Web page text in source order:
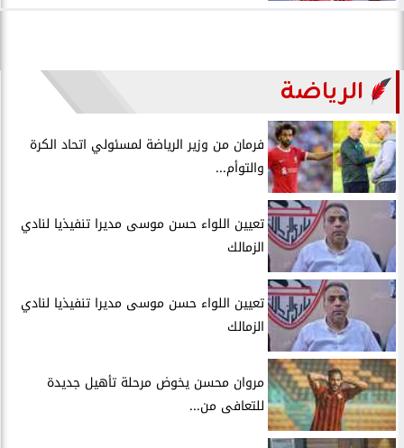
الرياضة
فرمان من وزير الرياضة لمسئولي اتحاد الكرة
والتوأم...
تعيين اللواء حسن موسى مديرا تنفيذيا لنادي
الزمالك
تعيين اللواء حسن موسى مديرا تنفيذيا لنادي
الزمالك
مروان محسن يخوض مرحلة تأهيل جديدة
للتعافى من...